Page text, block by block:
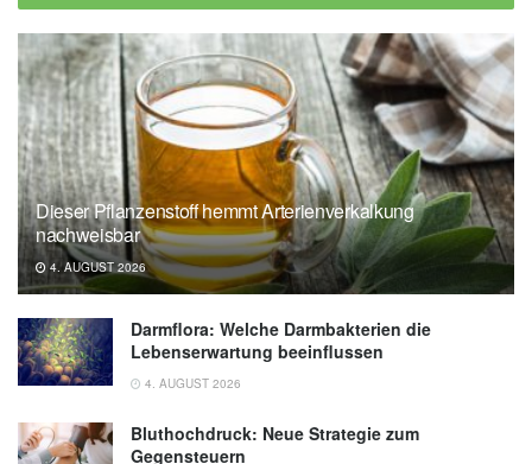
Dieser Pflanzenstoff hemmt Arterienverkalkung
nachweisbar
4. AUGUST 2026
Darmflora: Welche Darmbakterien die
Lebenserwartung beeinflussen
4. AUGUST 2026
Bluthochdruck: Neue Strategie zum
Gegensteuern